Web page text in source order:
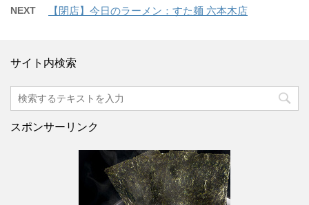
NEXT 【閉店】今日のラーメン：すた麺 六本木店
サイト内検索
スポンサーリンク